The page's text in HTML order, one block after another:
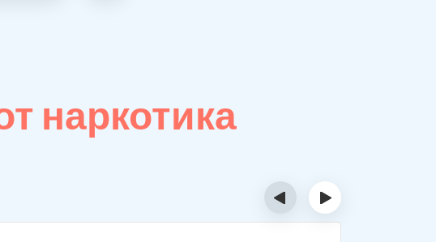
наркотика
‹ ›